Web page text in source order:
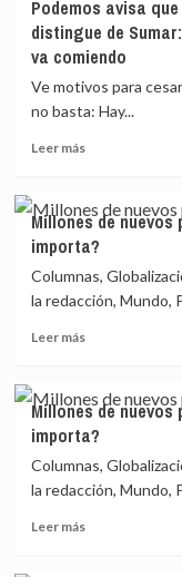
y
señala
la
«esquizofrenia»
Feijóo
entre
y
Vox
Fed
baja
los
tipos
tercera
vez
de
2020
al
recortarlos
25
puntos
Podemos avisa
distingue de
va comiendo
Ve motivos para
no basta: Hay...
Leer másLeer
Podemos
avisa
que
también
son
clave
como
se
distingue
de
Sumar:
«Cuando
eres
Millones de nuevos
importa?
Columnas,
la redacción, Mundo,
Leer másLeer
Millones
de
nuevos
pobres
están
camino.
Millones de nuevos
importa?
Columnas,
la redacción, Mundo,
Leer másLeer